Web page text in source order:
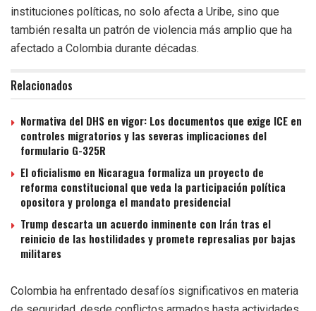
instituciones políticas, no solo afecta a Uribe, sino que
también resalta un patrón de violencia más amplio que ha
afectado a Colombia durante décadas.
Relacionados
Normativa del DHS en vigor: Los documentos que exige ICE en
controles migratorios y las severas implicaciones del
formulario G-325R
El oficialismo en Nicaragua formaliza un proyecto de
reforma constitucional que veda la participación política
opositora y prolonga el mandato presidencial
Trump descarta un acuerdo inminente con Irán tras el
reinicio de las hostilidades y promete represalias por bajas
militares
Colombia ha enfrentado desafíos significativos en materia